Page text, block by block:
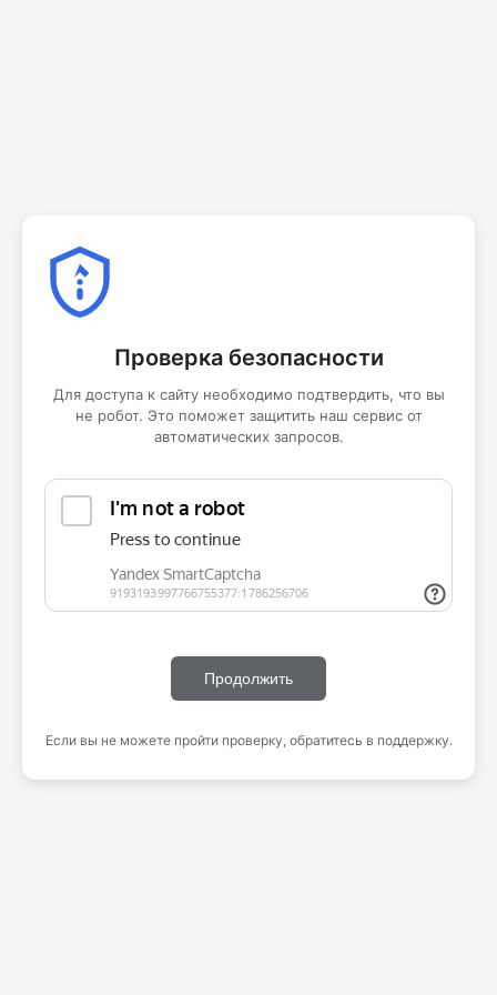
Проверка безопасности
Для доступа к сайту необходимо подтвердить, что вы
не робот. Это поможет защитить наш сервис от
автоматических запросов.
Продолжить
Если вы не можете пройти проверку, обратитесь в поддержку.